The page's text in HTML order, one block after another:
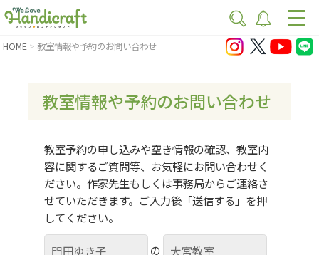
HOME 教室情報や予約のお問い合わせ
教室情報や予約のお問い合わせ
教室予約の申し込みや空き情報の確認、教室内
容に関するご質問等、お気軽にお問い合わせく
ださい。作家先生もしくは事務局からご連絡さ
せていただきます。ご入力後「送信する」を押
してください。
の